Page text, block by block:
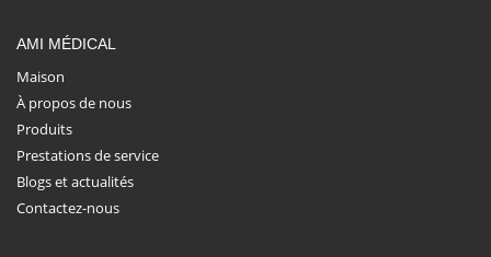
AMI MÉDICAL
Maison
À propos de nous
Produits
Prestations de service
Blogs et actualités
Contactez-nous